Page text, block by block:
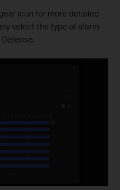
icon for more detailed
select the type of alarm